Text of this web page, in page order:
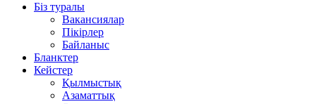
Біз туралы
Вакансиялар
Пікірлер
Байланыс
Бланктер
Кейстер
Қылмыстық
Азаматтық